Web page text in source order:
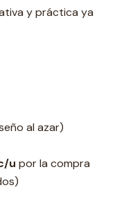
y práctica ya
al azar)
u por la compra